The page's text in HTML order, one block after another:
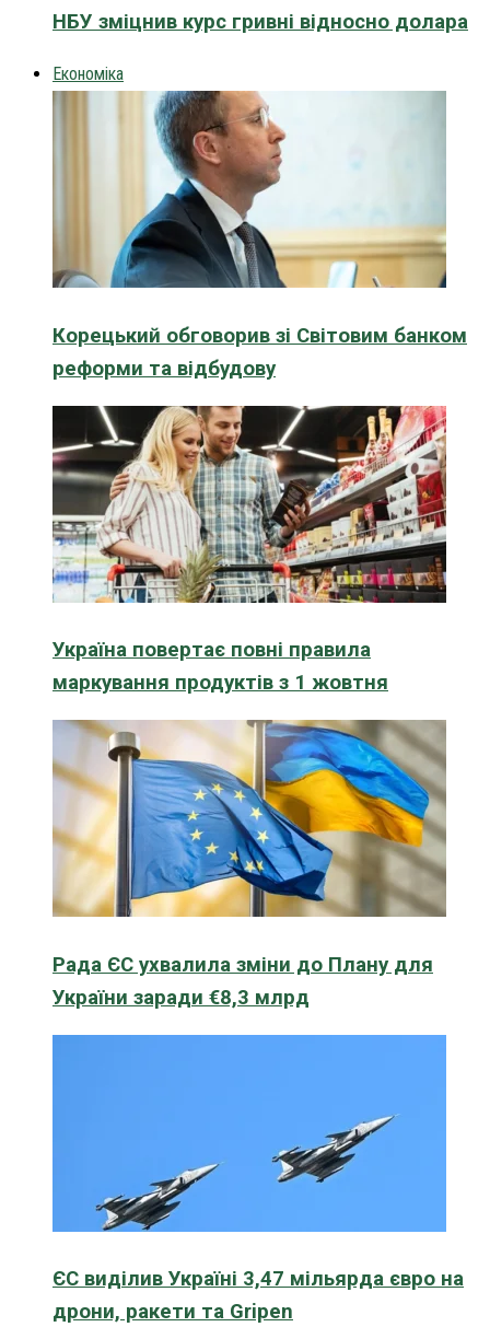
НБУ зміцнив курс гривні відносно долара
Економіка
Корецький обговорив зі Світовим банком
реформи та відбудову
Україна повертає повні правила
маркування продуктів з 1 жовтня
Рада ЄС ухвалила зміни до Плану для
України заради €8,3 млрд
ЄС виділив Україні 3,47 мільярда євро на
дрони, ракети та Gripen